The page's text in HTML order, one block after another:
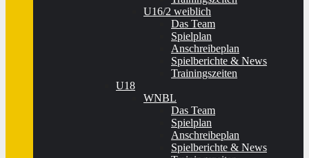
U16/2 weiblich
Das Team
Spielplan
Anschreibeplan
Spielberichte & News
Trainingszeiten
U18
WNBL
Das Team
Spielplan
Anschreibeplan
Spielberichte & News